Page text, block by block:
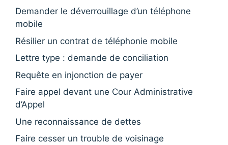
Demander le déverrouillage d’un téléphone
mobile
Résilier un contrat de téléphonie mobile
Lettre type : demande de conciliation
Requête en injonction de payer
Faire appel devant une Cour Administrative
d’Appel
Une reconnaissance de dettes
Faire cesser un trouble de voisinage